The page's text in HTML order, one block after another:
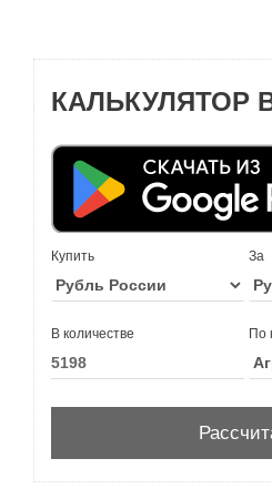
КАЛЬКУЛЯТОР
Купить За
В количестве По